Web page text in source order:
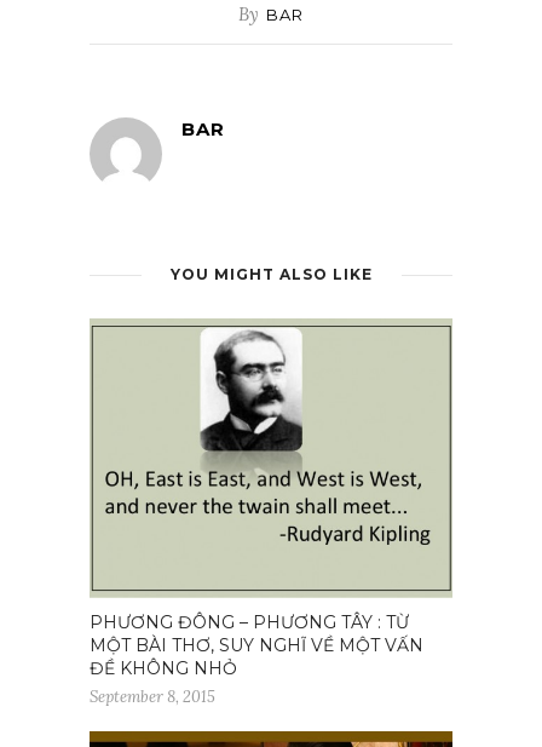
By BAR
BAR
YOU MIGHT ALSO LIKE
PHƯƠNG ĐÔNG – PHƯƠNG TÂY : TỪ
MỘT BÀI THƠ, SUY NGHĨ VỀ MỘT VẤN
ĐỀ KHÔNG NHỎ
September 8, 2015